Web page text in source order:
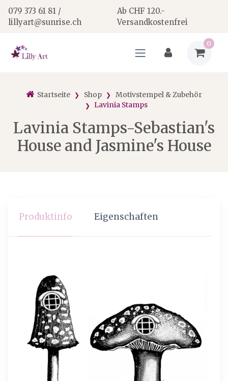
079 373 61 81 /
lillyart@sunrise.ch
Ab CHF 120.-
Versandkostenfrei
0
Startseite Shop
Motivstempel & Zubehör
Lavinia Stamps
Lavinia Stamps-Sebastian's
House and Jasmine's House
Produktinfo Eigenschaften